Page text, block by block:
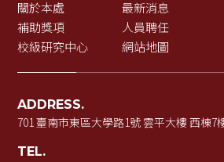
關於本處 最新消息
補助獎項
人員聘任
校級研究中心
網站地圖
ADDRESS.
701 臺南市東區大學路1號 雲平大樓 西棟7
TEL.